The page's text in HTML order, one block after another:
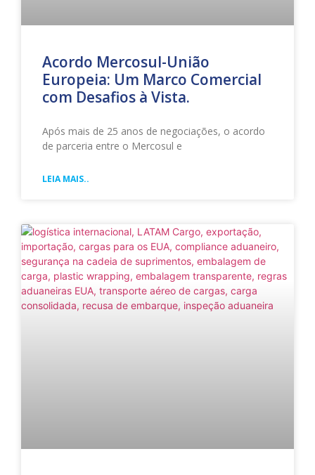
Acordo Mercosul-União
Europeia: Um Marco Comercial
com Desafios à Vista.
Após mais de 25 anos de negociações, o acordo
de parceria entre o Mercosul e
LEIA MAIS..